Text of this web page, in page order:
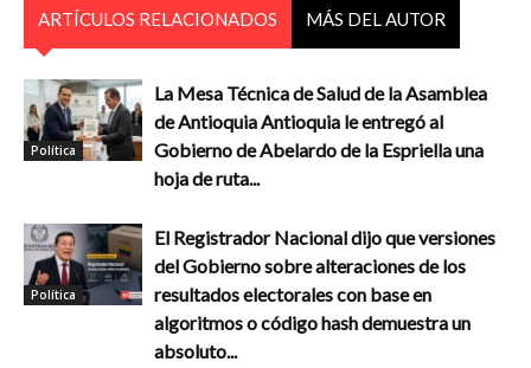
ARTÍCULOS RELACIONADOS MÁS DEL AUTOR
Política
La Mesa Técnica de Salud de la Asamblea
de Antioquia Antioquia le entregó al
Gobierno de Abelardo de la Espriella una
hoja de ruta...
Política
El Registrador Nacional dijo que versiones
del Gobierno sobre alteraciones de los
resultados electorales con base en
algoritmos o código hash demuestra un
absoluto...